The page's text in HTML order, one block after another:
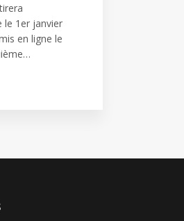
le 1er janvier
en ligne le